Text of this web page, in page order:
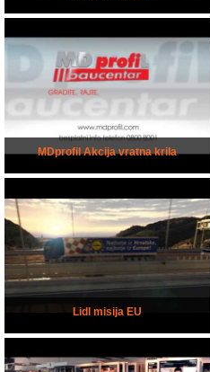
MDprofil Akcija vratna krila
Lidl misija EU